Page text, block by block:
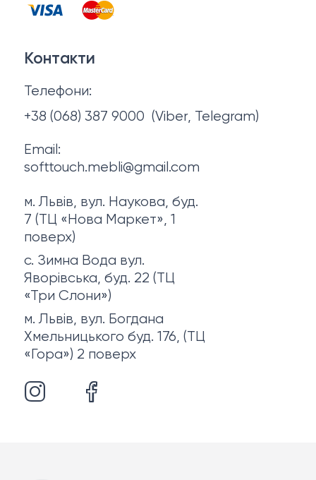
Тумби та комоди
Політика конфіденційності
Контакти
Телефони:
+38 (068) 387 9000 (Viber, Telegram)
Email:
softtouch.mebli@gmail.com
м. Львів, вул. Наукова, буд.
7 (ТЦ «Нова Маркет», 1
поверх)
с. Зимна Вода вул.
Яворівська, буд. 22 (ТЦ
«Три Слони»)
м. Львів, вул. Богдана
Хмельницького буд. 176, (ТЦ
«Гора») 2 поверх